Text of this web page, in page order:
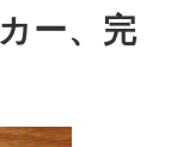
ー、完